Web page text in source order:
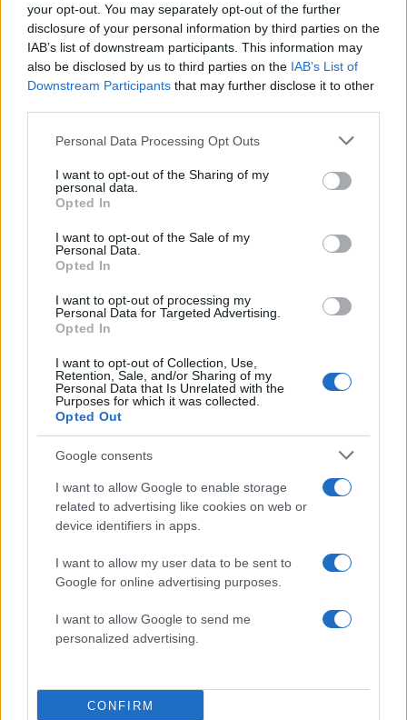
your opt-out. You may separately opt-out of the further
disclosure of your personal information by third parties on the
IAB’s list of downstream participants. This information may
also be disclosed by us to third parties on the IAB’s List of
Downstream Participants that may further disclose it to other
Please note that this website/app uses one or more Google
not limited to your visit or usage behaviour. You may click to
grant or deny consent to Google and its third-party tags to
use your data for below specified purposes in below Google
consent section.
Personal Data Processing Opt Outs
I want to opt-out of the Sharing of my
personal data.
Opted In
I want to opt-out of the Sale of my
Personal Data.
Opted In
I want to opt-out of processing my
Personal Data for Targeted Advertising.
Opted In
I want to opt-out of Collection, Use,
Retention, Sale, and/or Sharing of my
Personal Data that Is Unrelated with the
Purposes for which it was collected.
Opted Out
Google consents
I want to allow Google to enable storage
related to advertising like cookies on web or
device identifiers in apps.
I want to allow my user data to be sent to
Google for online advertising purposes.
I want to allow Google to send me
personalized advertising.
CONFIRM
Σχόλια
Σχολίασε εδώ
Υποβολή σχολίου
Μακρο-οικονομία
Από τη θεωρία στην πράξη:
Πώς το Novibet Backend
Academy εκπαιδεύει τη νέα
γενιά engineers
Ανανεώθηκε πριν
54 λεπτά
Φωτιά στο
αεροσκάφη στη μάχη
κατάσβεσης